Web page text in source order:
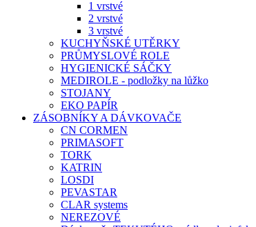
1 vrstvé
2 vrstvé
3 vrstvé
KUCHYŇSKÉ UTĚRKY
PRŮMYSLOVÉ ROLE
HYGIENICKÉ SÁČKY
MEDIROLE - podložky na lůžko
STOJANY
EKO PAPÍR
ZÁSOBNÍKY A DÁVKOVAČE
CN CORMEN
PRIMASOFT
TORK
KATRIN
LOSDI
PEVASTAR
CLAR systems
NEREZOVÉ